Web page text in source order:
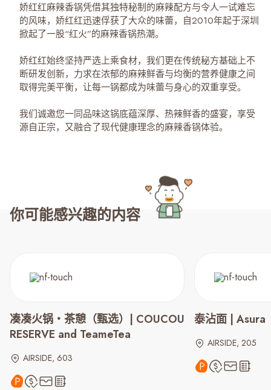
娇红红麻辣香锅凭借其独特秘制的麻辣配方与令人一试难忘
的风味，娇红红迅速俘获了大众的味蕾，自2010年起于深圳
掀起了一股“红火”的麻辣香锅热潮。
娇红红始终坚持严选上乘食材，我们更在传统秘方基础上不
断研发创新，力求在浓郁的麻辣鲜香与均衡的营养健康之间
取得完美平衡，让每一锅都成为味蕾与身心的双重享受。
我们诚邀您一同品味这锅底蕴深厚、热辣鲜香的盛宴，享受
源自正宗，又融合了现代健康理念的麻辣香锅体验。
你可能感兴趣的内容
凑凑火锅‧茶憩（甄选）| COUCOU
RESERVE and TeameTea
AIRSIDE, 603
泰沾面 | Asura
AIRSIDE, 205